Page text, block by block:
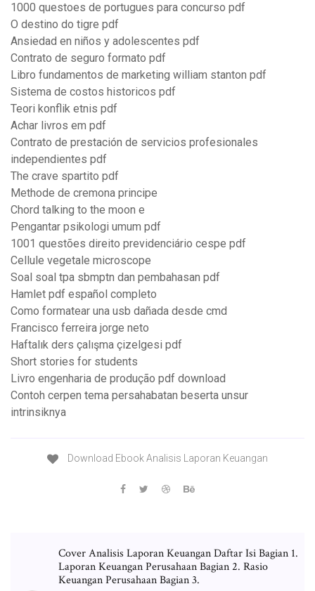
1000 questoes de portugues para concurso pdf
O destino do tigre pdf
Ansiedad en niños y adolescentes pdf
Contrato de seguro formato pdf
Libro fundamentos de marketing william stanton pdf
Sistema de costos historicos pdf
Teori konflik etnis pdf
Achar livros em pdf
Contrato de prestación de servicios profesionales
independientes pdf
The crave spartito pdf
Methode de cremona principe
Chord talking to the moon e
Pengantar psikologi umum pdf
1001 questões direito previdenciário cespe pdf
Cellule vegetale microscope
Soal soal tpa sbmptn dan pembahasan pdf
Hamlet pdf español completo
Como formatear una usb dañada desde cmd
Francisco ferreira jorge neto
Haftalık ders çalışma çizelgesi pdf
Short stories for students
Livro engenharia de produção pdf download
Contoh cerpen tema persahabatan beserta unsur
intrinsiknya
Download Ebook Analisis Laporan Keuangan
Cover Analisis Laporan Keuangan Daftar Isi Bagian 1.
Laporan Keuangan Perusahaan Bagian 2. Rasio
Keuangan Perusahaan Bagian 3.